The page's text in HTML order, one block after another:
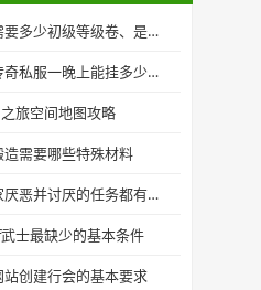
高级等级卷兑换成功需要多少初级等级卷、是否有失败率？
散人挂机玩家在新开传奇私服一晚上能挂多少元宝？
旅空间地图攻略
需要哪些特殊材料
新开传奇发布网另玩家厌恶并讨厌的任务都有哪些？
士最缺少的基本条件
创建行会的基本要求